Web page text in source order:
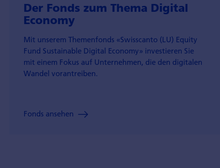
Der Fonds zum Thema Digital
Economy
Mit unserem Themenfonds «Swisscanto (LU) Equity
Fund Sustainable Digital Economy» investieren Sie
mit einem Fokus auf Unternehmen, die den digitalen
Wandel vorantreiben.
Fonds ansehen